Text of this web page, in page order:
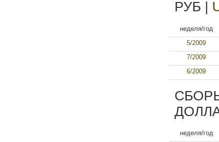
РУБ |
неделя/год
5/2009
7/2009
6/2009
неделя/год